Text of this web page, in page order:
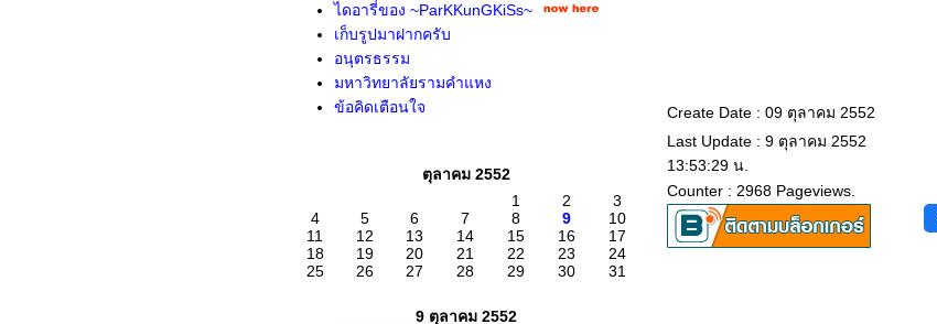
ไดอารี่ของ ~ParKKunGKiSs~
เก็บรูปมาฝากครับ
อนุตรธรรม
มหาวิทยาลัยรามคำแหง
ข้อคิดเตือนใจ
ตุลาคม 2552
1
2
3
4
5 6 7 8 9
10
11
12 13 14 15 16
17
18
19 20 21 22 23
24
25
26 27 28 29 30 31
9 ตุลาคม 2552
Create Date : 09 ตุลาคม 2552
Last Update : 9 ตุลาคม 2552
13:53:29 น.
Counter : 2968 Pageviews.